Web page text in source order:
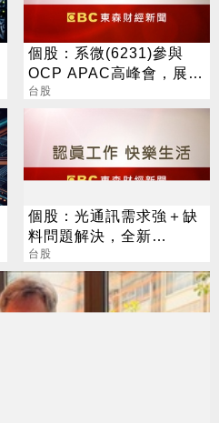
個股：系微(6231)參與
OCP APAC高峰會，展示
OpenBMC中AI機櫃遙測
台股
個股：光通訊需求強＋缺
料問題解決，全新
(2455)7月營收創高、重
拾成長動能
台股